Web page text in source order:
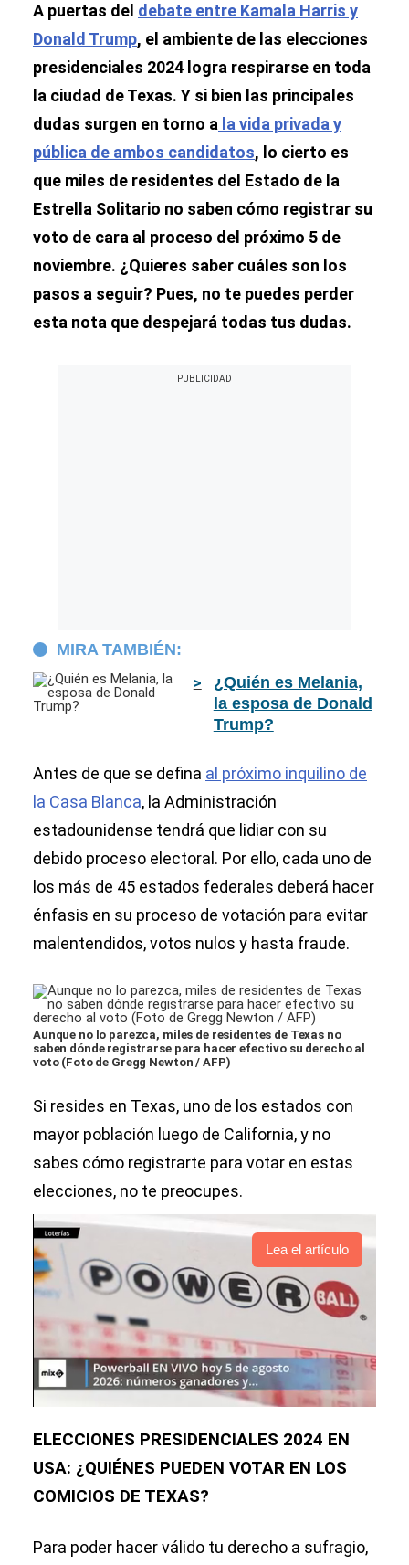
A puertas del debate entre Kamala Harris y
Donald Trump, el ambiente de las elecciones
presidenciales 2024 logra respirarse en toda
la ciudad de Texas. Y si bien las principales
dudas surgen en torno a la vida privada y
pública de ambos candidatos, lo cierto es
que miles de residentes del Estado de la
Estrella Solitario no saben cómo registrar su
voto de cara al proceso del próximo 5 de
noviembre. ¿Quieres saber cuáles son los
pasos a seguir? Pues, no te puedes perder
esta nota que despejará todas tus dudas.
MIRA TAMBIÉN:
¿Quién es Melania,
la esposa de Donald
Trump?
Antes de que se defina al próximo inquilino de
la Casa Blanca, la Administración
estadounidense tendrá que lidiar con su
debido proceso electoral. Por ello, cada uno de
los más de 45 estados federales deberá hacer
énfasis en su proceso de votación para evitar
malentendidos, votos nulos y hasta fraude.
Aunque no lo parezca, miles de residentes de Texas no
saben dónde registrarse para hacer efectivo su derecho al
voto (Foto de Gregg Newton / AFP)
Si resides en Texas, uno de los estados con
mayor población luego de California, y no
sabes cómo registrarte para votar en estas
elecciones, no te preocupes.
Lea el artículo
ELECCIONES PRESIDENCIALES 2024 EN
USA: ¿QUIÉNES PUEDEN VOTAR EN LOS
COMICIOS DE TEXAS?
Para poder hacer válido tu derecho a sufragio,